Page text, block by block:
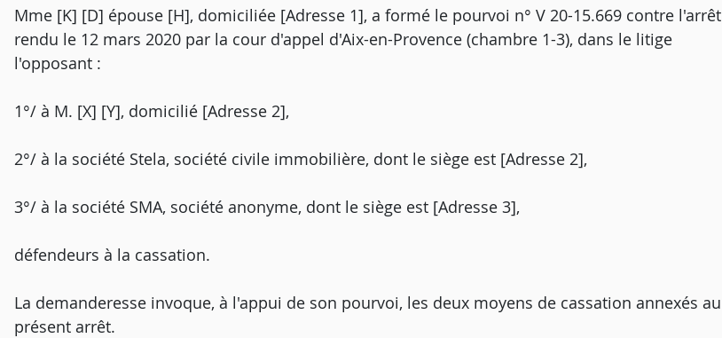
Mme [K] [D] épouse [H], domiciliée [Adresse 1], a formé le pourvoi n° V 20-15.669 contre l'arrêt
rendu le 12 mars 2020 par la cour d'appel d'Aix-en-Provence (chambre 1-3), dans le litige
l'opposant :
1°/ à M. [X] [Y], domicilié [Adresse 2],
2°/ à la société Stela, société civile immobilière, dont le siège est [Adresse 2],
3°/ à la société SMA, société anonyme, dont le siège est [Adresse 3],
défendeurs à la cassation.
La demanderesse invoque, à l'appui de son pourvoi, les deux moyens de cassation annexés au
présent arrêt.